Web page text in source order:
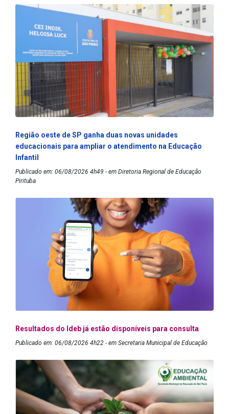
Região oeste de SP ganha duas novas unidades
educacionais para ampliar o atendimento na Educação
Infantil
Publicado em: 06/08/2026 4h49 - em Diretoria Regional de Educação
Pirituba
Resultados do Ideb já estão disponíveis para consulta
Publicado em: 06/08/2026 4h22 - em Secretaria Municipal de Educação